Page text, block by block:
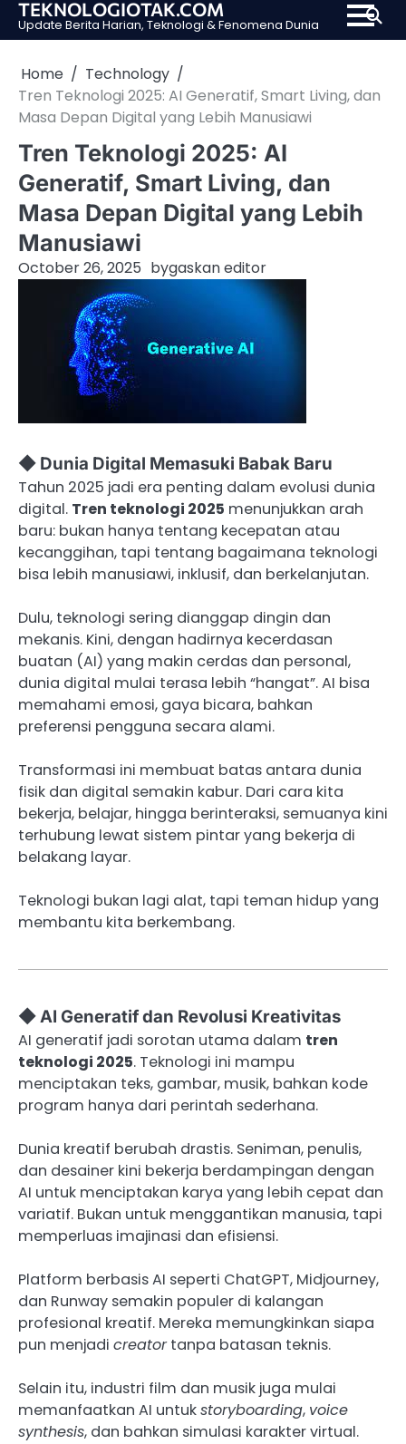
SkipTEKNOLOGIOTAK.COM
Update Berita Harian, Teknologi & Fenomena Dunia
Home
Technology
Tren Teknologi 2025: AI Generatif, Smart Living, dan
Masa Depan Digital yang Lebih Manusiawi
Tren Teknologi 2025: AI
Generatif, Smart Living, dan
Masa Depan Digital yang Lebih
Manusiawi
October 26, 2025 bygaskan editor
◆ Dunia Digital Memasuki Babak Baru
Tahun 2025 jadi era penting dalam evolusi dunia
digital. Tren teknologi 2025 menunjukkan arah
baru: bukan hanya tentang kecepatan atau
kecanggihan, tapi tentang bagaimana teknologi
bisa lebih manusiawi, inklusif, dan berkelanjutan.
Dulu, teknologi sering dianggap dingin dan
mekanis. Kini, dengan hadirnya kecerdasan
buatan (AI) yang makin cerdas dan personal,
dunia digital mulai terasa lebih “hangat”. AI bisa
memahami emosi, gaya bicara, bahkan
preferensi pengguna secara alami.
Transformasi ini membuat batas antara dunia
fisik dan digital semakin kabur. Dari cara kita
bekerja, belajar, hingga berinteraksi, semuanya kini
terhubung lewat sistem pintar yang bekerja di
belakang layar.
Teknologi bukan lagi alat, tapi teman hidup yang
membantu kita berkembang.
◆ AI Generatif dan Revolusi Kreativitas
AI generatif jadi sorotan utama dalam tren
teknologi 2025. Teknologi ini mampu
menciptakan teks, gambar, musik, bahkan kode
program hanya dari perintah sederhana.
Dunia kreatif berubah drastis. Seniman, penulis,
dan desainer kini bekerja berdampingan dengan
AI untuk menciptakan karya yang lebih cepat dan
variatif. Bukan untuk menggantikan manusia, tapi
memperluas imajinasi dan efisiensi.
Platform berbasis AI seperti ChatGPT, Midjourney,
dan Runway semakin populer di kalangan
profesional kreatif. Mereka memungkinkan siapa
pun menjadi creatortanpa batasan teknis.
Selain itu, industri film dan musik juga mulai
memanfaatkan AI untukstoryboarding, voice
synthesis, dan bahkan simulasi karakter virtual.